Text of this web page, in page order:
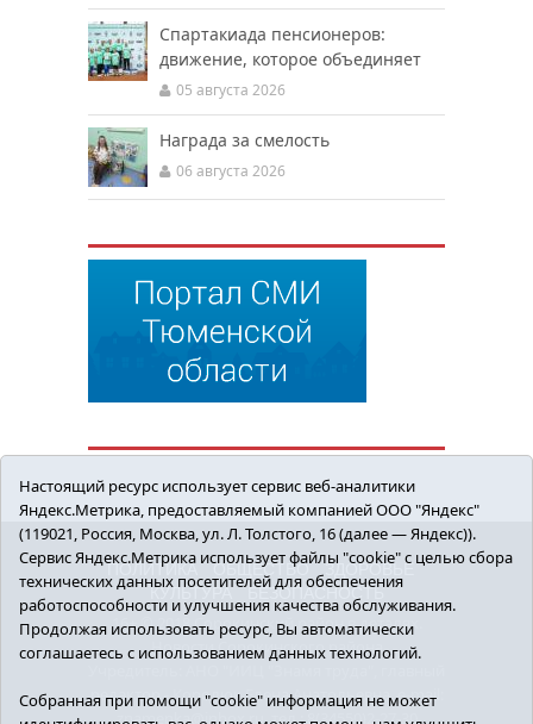
Спартакиада пенсионеров:
движение, которое объединяет
05 августа 2026
Награда за смелость
06 августа 2026
ПОЛИТИКА ОБЩЕСТВО
ЗДОРОВЬЕ
КУЛЬТУРА
БЕЗОПАСНОСТЬ
16+ © 2018 Сорокинский район в деталях.
Новости Сорокинского района
редактор - Королюк Елена Анатольевна, e-mail:
znamenka@inbox.ru, тел.: 8(34550)2-27-30
Настоящий ресурс использует сервис веб-аналитики
Яндекс.Метрика, предоставляемый компанией ООО "Яндекс"
(119021, Россия, Москва, ул. Л. Толстого, 16 (далее — Яндекс)).
Сервис Яндекс.Метрика использует файлы "cookie" с целью сбора
технических данных посетителей для обеспечения
работоспособности и улучшения качества обслуживания.
Продолжая использовать ресурс, Вы автоматически
соглашаетесь с использованием данных технологий.
Собранная при помощи "cookie" информация не может